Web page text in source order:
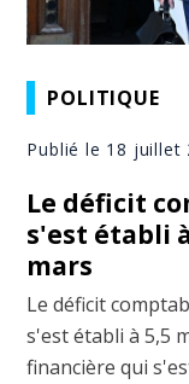
POLITIQUE
Publié le 18 juillet
Le déficit
s'est établi
mars
Le déficit
s'est établi à 5,5
financière qui